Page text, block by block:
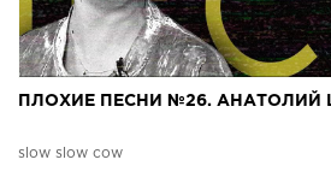
ПЛОХИЕ ПЕСНИ №26.
slow slow cow